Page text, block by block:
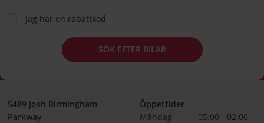
Jag har en rabattkod
SÖK EFTER BILAR
5489 Josh Birmingham
Parkway
Öppettider
Måndag
05:00 - 02:00